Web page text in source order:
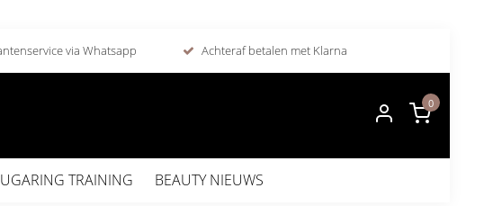
via Whatsapp Achteraf betalen met Klarna
0
TRAINING BEAUTY NIEUWS